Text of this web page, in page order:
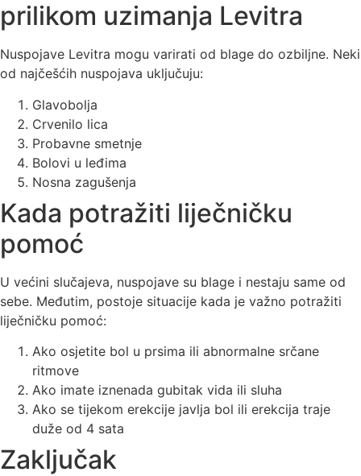
prilikom uzimanja Levitra
Nuspojave Levitra mogu varirati od blage do ozbiljne. Neki
od najčešćih nuspojava uključuju:
Glavobolja
Crvenilo lica
Probavne smetnje
Bolovi u leđima
Nosna zagušenja
Kada potražiti liječničku
pomoć
U većini slučajeva, nuspojave su blage i nestaju same od
sebe. Međutim, postoje situacije kada je važno potražiti
liječničku pomoć:
Ako osjetite bol u prsima ili abnormalne srčane
ritmove
Ako imate iznenada gubitak vida ili sluha
Ako se tijekom erekcije javlja bol ili erekcija traje
duže od 4 sata
Zaključak